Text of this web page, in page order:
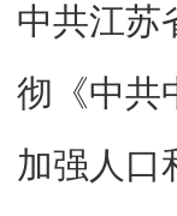
中共江苏
彻《中共
加强人口